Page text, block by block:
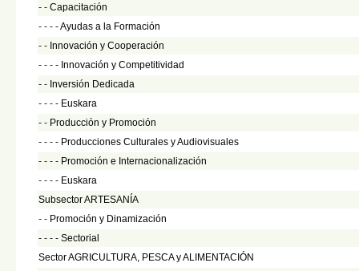
- - Capacitación
- - - -Ayudas a la Formación
- - Innovación y Cooperación
- - - - Innovación y Competitividad
- - Inversión Dedicada
- - - - Euskara
- - Producción y Promoción
- - - - Producciones Culturales y Audiovisuales
- - - - Promoción e Internacionalización
- - - - Euskara
Subsector ARTESANÍA
- - Promoción y Dinamización
- - - - Sectorial
Sector AGRICULTURA, PESCA y ALIMENTACIÓN